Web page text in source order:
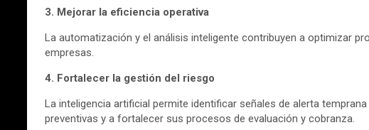
3. Mejorar la eficiencia operativa
La automatización y el análisis inteligente contribuyen a optimizar
empresas.
4. Fortalecer la gestión del riesgo
La inteligencia artificial permite identificar señales de alerta
preventivas y a fortalecer sus procesos de evaluación y cobranza.